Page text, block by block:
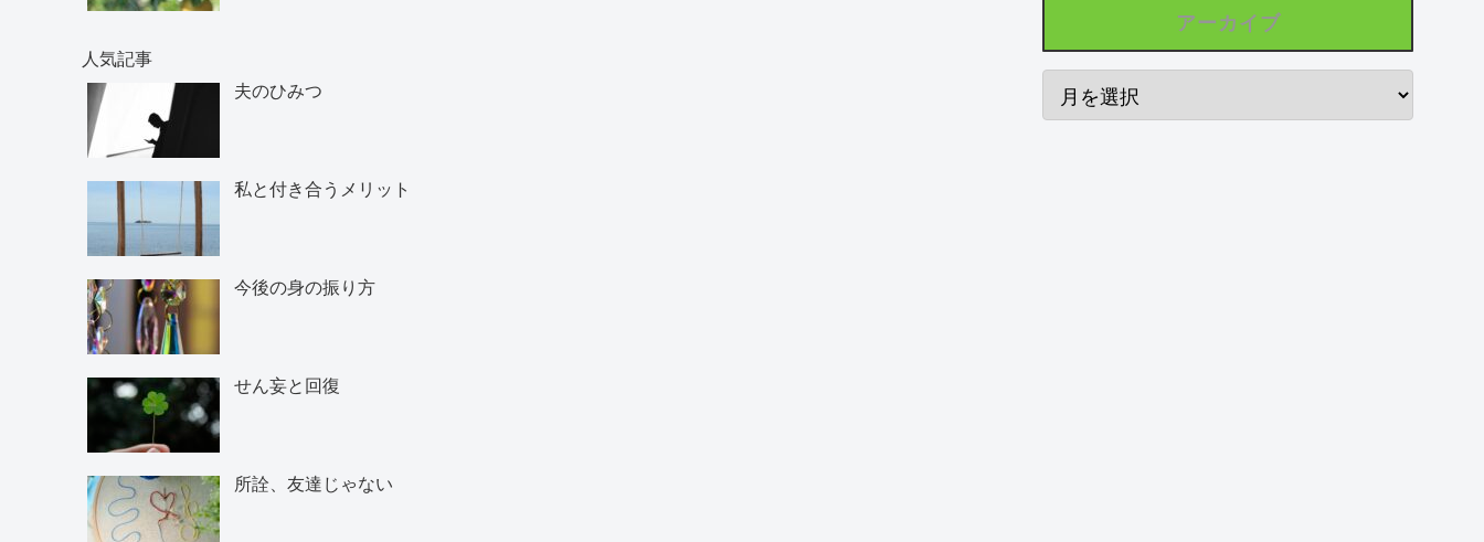
人気記事
夫のひみつ
私と付き合うメリット
今後の身の振り方
せん妄と回復
所詮、友達じゃない
アーカイブ